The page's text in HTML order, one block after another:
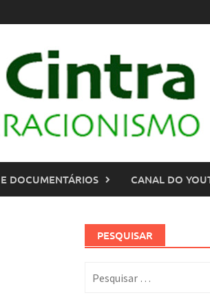
DOCUMENTÁRIOS CANAL DO
PESQUISAR
por: